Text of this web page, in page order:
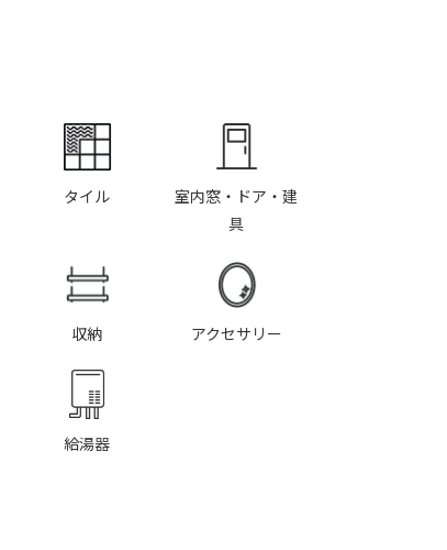
タイル
室内窓・ドア・建
具
収納 アクセサリー
給湯器